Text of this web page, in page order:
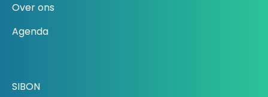
Over ons
Agenda
SIBON